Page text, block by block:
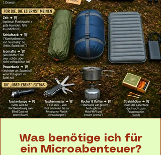
Was benötige ich für
ein Microabenteuer?